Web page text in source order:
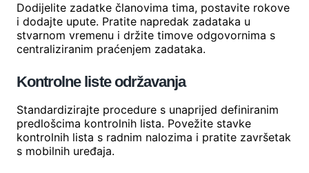
Dodijelite zadatke članovima tima, postavite rokove
i dodajte upute. Pratite napredak zadataka u
stvarnom vremenu i držite timove odgovornima s
centraliziranim praćenjem zadataka.
Kontrolne liste održavanja
Standardizirajte procedure s unaprijed definiranim
predlošcima kontrolnih lista. Povežite stavke
kontrolnih lista s radnim nalozima i pratite završetak
s mobilnih uređaja.